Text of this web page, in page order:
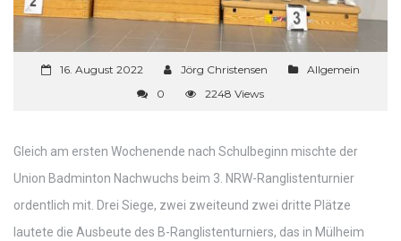
16. August 2022 Jörg Christensen
Allgemein
0
2248 Views
Gleich am ersten Wochenende nach Schulbeginn mischte der
Union Badminton Nachwuchs beim 3. NRW-Ranglistenturnier
ordentlich mit. Drei Siege, zwei zweiteund zwei dritte Plätze
lautete die Ausbeute des B-Ranglistenturniers, das in Mülheim